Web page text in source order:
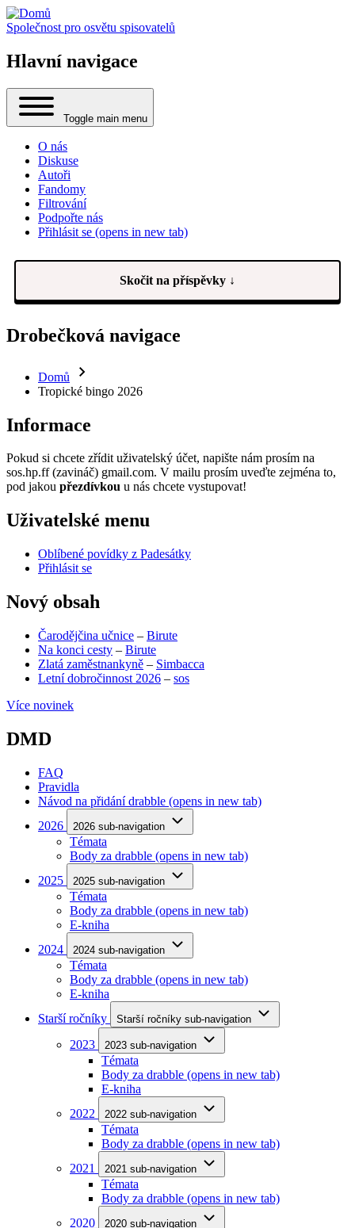
Společnost pro osvětu spisovatelů
Hlavní navigace
Toggle main menu
O nás
Diskuse
Autoři
Fandomy
Filtrování
Podpořte nás
Přihlásit se (opens in new tab)
Skočit na příspěvky ↓
Drobečková navigace
Domů
Tropické bingo 2026
Informace
Pokud si chcete zřídit uživatelský účet, napište nám prosím na
sos.hp.ff (zavináč) gmail.com. V mailu prosím uveďte zejména to,
pod jakou přezdívkou u nás chcete vystupovat!
Uživatelské menu
Oblíbené povídky z Padesátky
Přihlásit se
Nový obsah
Čarodějčina učnice – Birute
Na konci cesty – Birute
Zlatá zaměstnankyně – Simbacca
Letní dobročinnost 2026 – sos
Více novinek
DMD
FAQ
Pravidla
Návod na přidání drabble (opens in new tab)
2026
2026 sub-navigation
Témata
Body za drabble (opens in new tab)
2025
2025 sub-navigation
Témata
Body za drabble (opens in new tab)
E-kniha
2024
2024 sub-navigation
Témata
Body za drabble (opens in new tab)
E-kniha
Starší ročníky
Starší ročníky sub-navigation
2023 2023 sub-navigation
Témata
Body za drabble (opens in new tab)
E-kniha
2022
2022 sub-navigation
Témata
Body za drabble (opens in new tab)
2021
2021 sub-navigation
Témata
Body za drabble (opens in new tab)
2020
2020 sub-navigation